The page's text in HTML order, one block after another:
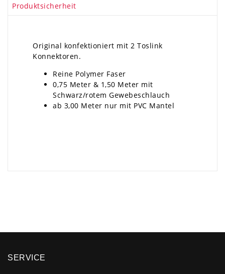
Produktsicherheit
Original konfektioniert mit 2 Toslink
Konnektoren.
Reine Polymer Faser
0,75 Meter & 1,50 Meter mit
Schwarz/rotem Gewebeschlauch
ab 3,00 Meter nur mit PVC Mantel
SERVICE